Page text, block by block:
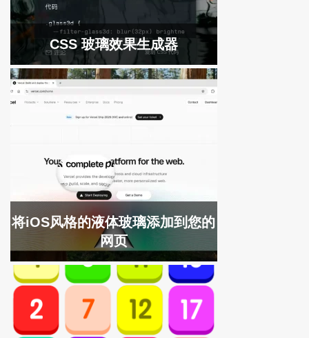
CSS 玻璃效果生成器
将iOS风格的液体玻璃添加到您的
网页